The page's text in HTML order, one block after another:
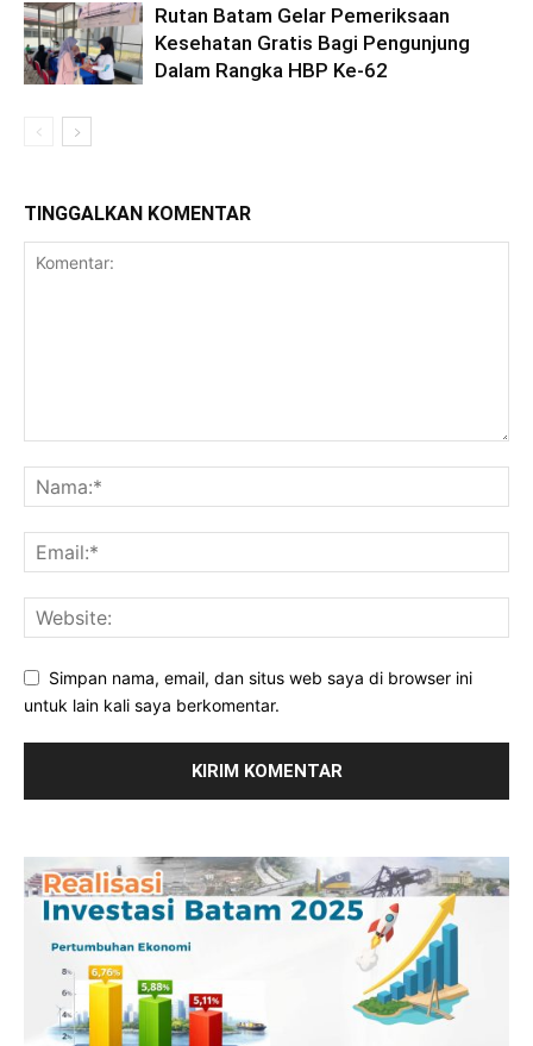
Rutan Batam Gelar Pemeriksaan
Kesehatan Gratis Bagi Pengunjung
Dalam Rangka HBP Ke-62
TINGGALKAN KOMENTAR
Simpan nama, email, dan situs web saya di browser ini
untuk lain kali saya berkomentar.